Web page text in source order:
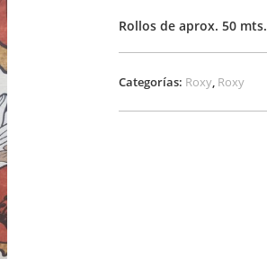
Rollos de aprox. 50 mts.
Categorías: Roxy, Roxy